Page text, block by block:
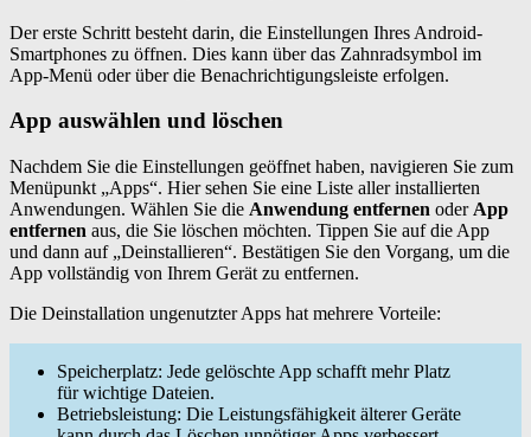
Der erste Schritt besteht darin, die Einstellungen Ihres Android-
Smartphones zu öffnen. Dies kann über das Zahnradsymbol im
App-Menü oder über die Benachrichtigungsleiste erfolgen.
App auswählen und löschen
Nachdem Sie die Einstellungen geöffnet haben, navigieren Sie zum
Menüpunkt „Apps“. Hier sehen Sie eine Liste aller installierten
Anwendungen. Wählen Sie die Anwendung entfernen oder App
entfernen aus, die Sie löschen möchten. Tippen Sie auf die App
und dann auf „Deinstallieren“. Bestätigen Sie den Vorgang, um die
App vollständig von Ihrem Gerät zu entfernen.
Die Deinstallation ungenutzter Apps hat mehrere Vorteile:
Speicherplatz: Jede gelöschte App schafft mehr Platz
für wichtige Dateien.
Betriebsleistung: Die Leistungsfähigkeit älterer Geräte